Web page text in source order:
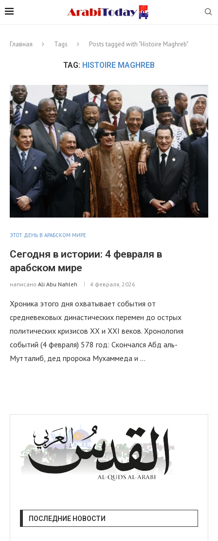
Главная Tags Posts tagged with "Histoire Maghreb"
TAG: HISTOIRE MAGHREB
ЭТОТ ДЕНЬ В АРАБСКОМ МИРЕ
Сегодня в истории: 4 февраля в
арабском мире
написано Ali Abu Nahleh 4 февраля, 2026
Хроника этого дня охватывает события от
средневековых династических перемен до острых
политических кризисов XX и XXI веков. Хронология
событий (4 февраля) 578 год: Скончался Абд аль-
Мутталиб, дед пророка Мухаммеда и …
ПОСЛЕДНИЕ НОВОСТИ